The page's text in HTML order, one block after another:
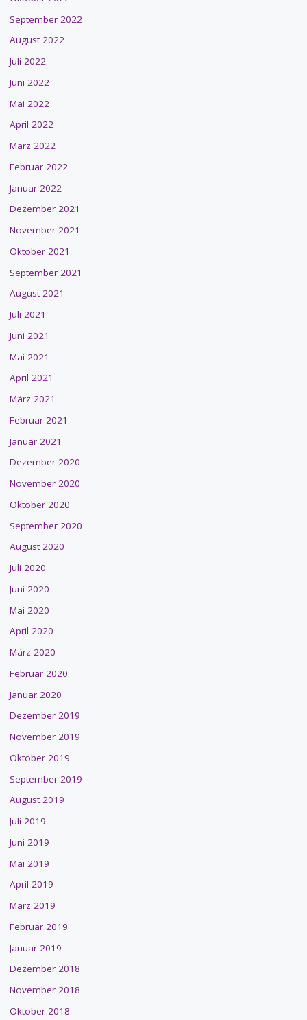
September 2022
August 2022
Juli 2022
Juni 2022
Mai 2022
April 2022
März 2022
Februar 2022
Januar 2022
Dezember 2021
November 2021
Oktober 2021
September 2021
August 2021
Juli 2021
Juni 2021
Mai 2021
April 2021
März 2021
Februar 2021
Januar 2021
Dezember 2020
November 2020
Oktober 2020
September 2020
August 2020
Juli 2020
Juni 2020
Mai 2020
April 2020
März 2020
Februar 2020
Januar 2020
Dezember 2019
November 2019
Oktober 2019
September 2019
August 2019
Juli 2019
Juni 2019
Mai 2019
April 2019
März 2019
Februar 2019
Januar 2019
Dezember 2018
November 2018
Oktober 2018